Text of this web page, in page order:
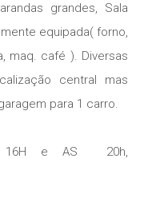
grandes, Sala
equipada( forno,
maq. café ). Diversas
central mas
para 1 carro.
AS 16H e AS 20h,